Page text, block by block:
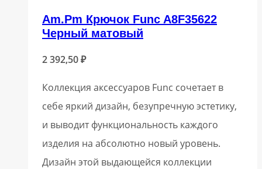
Am.Pm Крючок Func A8F35622
Черный матовый
2 392,50₽
Коллекция аксессуаров Func сочетает в
себе яркий дизайн, безупречную эстетику,
и выводит функциональность каждого
изделия на абсолютно новый уровень.
Дизайн этой выдающейся коллекции